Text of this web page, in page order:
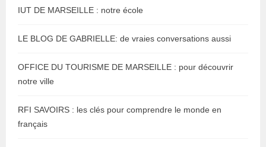
IUT DE MARSEILLE : notre école
LE BLOG DE GABRIELLE: de vraies conversations aussi
OFFICE DU TOURISME DE MARSEILLE : pour découvrir
notre ville
RFI SAVOIRS : les clés pour comprendre le monde en
français